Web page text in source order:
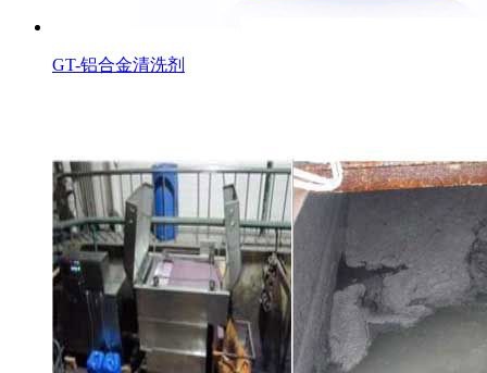
GT-铝合金清洗剂